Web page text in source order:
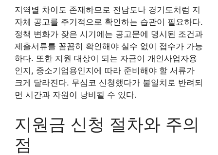
지역별 차이도 존재하므로 전남도나 경기도처럼 지
자체 공고를 주기적으로 확인하는 습관이 필요하다.
정책 변화가 잦은 시기에는 공고문에 명시된 조건과
제출서류를 꼼꼼히 확인해야 실수 없이 접수가 가능
하다. 또한 지원 대상이 되는 자금이 개인사업자용
인지, 중소기업용인지에 따라 준비해야 할 서류가
크게 달라진다. 무심코 신청했다가 불일치로 반려되
면 시간과 자원이 낭비될 수 있다.
지원금 신청 절차와 주의
점